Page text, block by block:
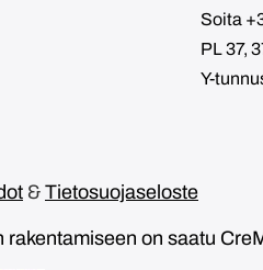
Soita
PL 37,
Y-
& Tietosuojaseloste
on saatu